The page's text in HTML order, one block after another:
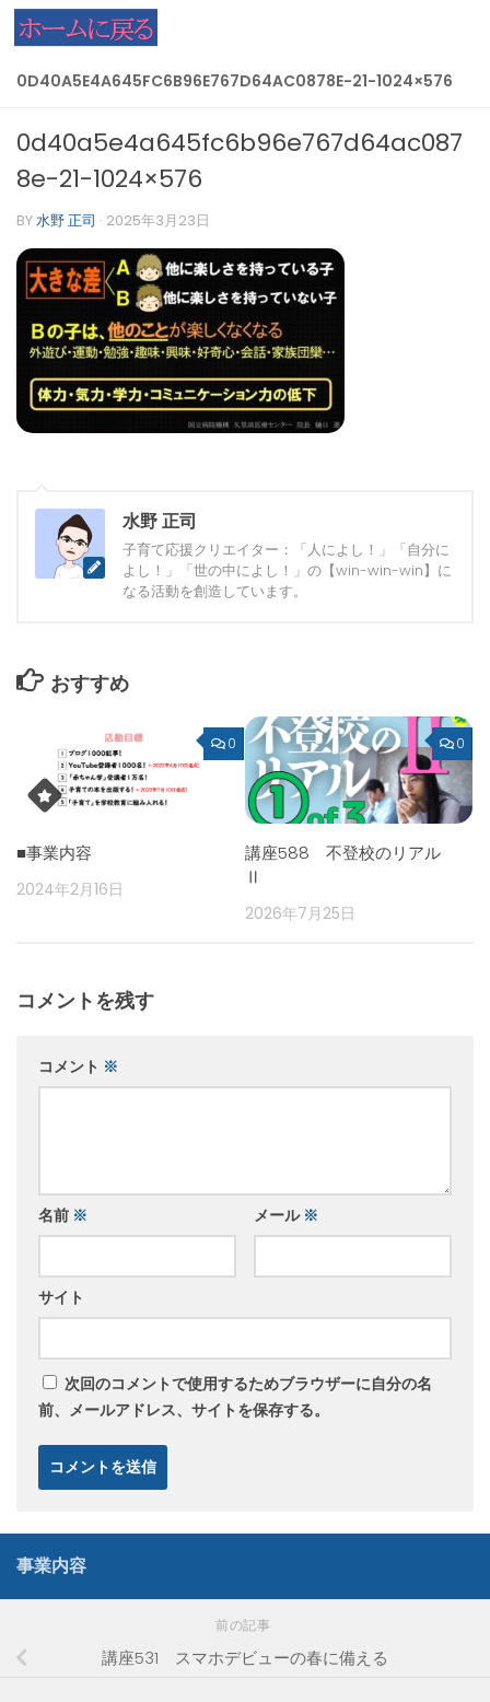
コンテンツへスキップ
0D40A5E4A645FC6B96E767D64AC0878E-21-1024×576
0d40a5e4a645fc6b96e767d64ac087
8e-21-1024×576
BY水野 正司 · 2025年3月23日
水野 正司
子育て応援クリエイター：「人によし！」「自分に
よし！」「世の中によし！」の【win-win-win】に
なる活動を創造しています。
おすすめ
0
■事業内容
2024年2月16日
0
講座588 不登校のリアル
Ⅱ
2026年7月25日
コメントを残す
コメント ※
名前 ※ メール ※
サイト
次回のコメントで使用するためブラウザーに自分の名
前、メールアドレス、サイトを保存する。
事業内容
前の記事
講座531 スマホデビューの春に備える